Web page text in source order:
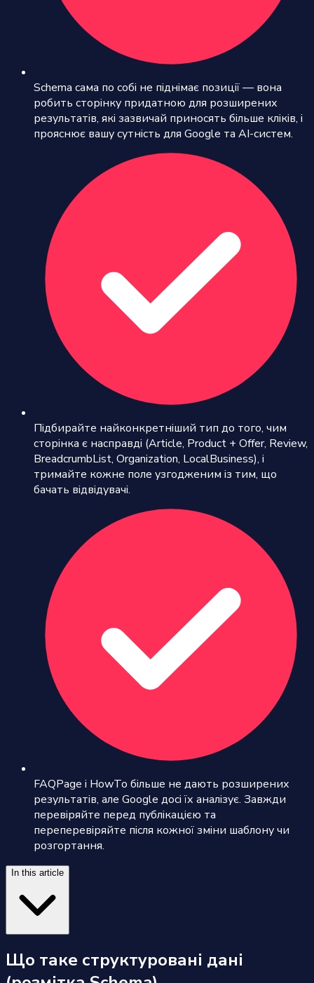
Schema сама по собі не піднімає позиції — вона
робить сторінку придатною для розширених
результатів, які зазвичай приносять більше кліків, і
прояснює вашу сутність для Google та AI-систем.
Підбирайте найконкретніший тип до того, чим
сторінка є насправді (Article, Product + Offer, Review,
BreadcrumbList, Organization, LocalBusiness), і
тримайте кожне поле узгодженим із тим, що
бачать відвідувачі.
FAQPage і HowTo більше не дають розширених
результатів, але Google досі їх аналізує. Завжди
перевіряйте перед публікацією та
переперевіряйте після кожної зміни шаблону чи
розгортання.
In this article
Що таке структуровані дані